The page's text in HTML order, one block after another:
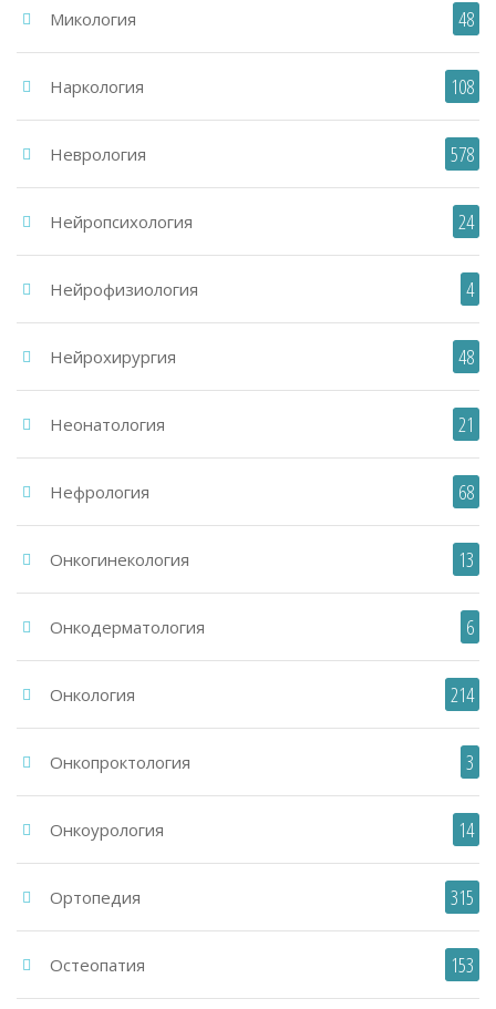
Микология 48
Наркология 108
Неврология 578
Нейропсихология 24
Нейрофизиология 4
Нейрохирургия 48
Неонатология 21
Нефрология 68
Онкогинекология 13
Онкодерматология 6
Онкология 214
Онкопроктология 3
Онкоурология 14
Ортопедия 315
Остеопатия 153